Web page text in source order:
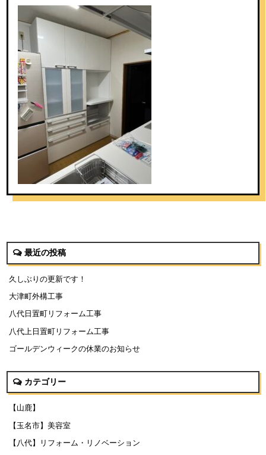
最近の投稿
久しぶりの更新です！
大津町外構工事
八代日置町リフォーム工事
八代上日置町リフォーム工事
ゴールデンウィークの休業のお知らせ
カテゴリー
【山鹿】
【玉名市】美容室
【八代】リフォーム・リノベーション